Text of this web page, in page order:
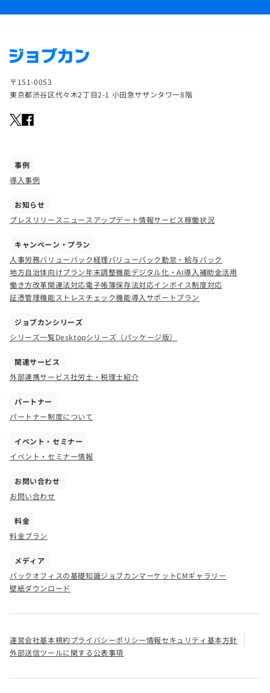
〒151-0053
東京都渋谷区代々木2丁目2-1 小田急サザンタワー8階
事例
導入事例
お知らせ
プレスリリースニュース アップデート情報サービス稼働状況
キャンペーン・プラン
人事労務バリューパック経理バリューパック勤怠・給与パック
地方自治体向けプラン年末調整機能デジタル化・AI導入補助金活用
働き方改革関連法対応電子帳簿保存法対応インボイス制度対応
証憑管理機能ストレスチェック機能導入サポートプラン
ジョブカンシリーズ
シリーズ一覧Desktopシリーズ（パッケージ版）
関連サービス
外部連携サービス社労士・税理士紹介
パートナー
パートナー制度について
イベント・セミナー
イベント・セミナー情報
お問い合わせ
お問い合わせ
料金
料金プラン
メディア
バックオフィスの基礎知識ジョブカンマーケットCMギャラリー
壁紙ダウンロード
運営会社基本規約プライバシーポリシー情報セキュリティ基本方針
外部送信ツールに関する公表事項